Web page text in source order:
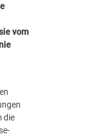
vom
die